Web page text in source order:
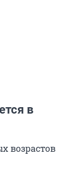
в
возрастов